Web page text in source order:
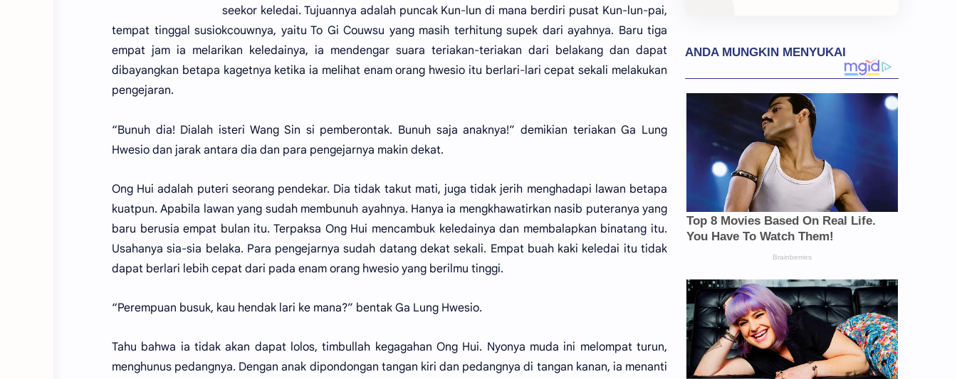
seekor keledai. Tujuannya adalah puncak Kun-lun di mana berdiri pusat Kun-lun-pai,
tempat tinggal susiokcouwnya, yaitu To Gi Couwsu yang masih terhitung supek dari ayahnya. Baru tiga
empat jam ia melarikan keledainya, ia mendengar suara teriakan-teriakan dari belakang dan dapat
dibayangkan betapa kagetnya ketika ia melihat enam orang hwesio itu berlari-lari cepat sekali melakukan
pengejaran.
“Bunuh dia! Dialah isteri Wang Sin si pemberontak. Bunuh saja anaknya!” demikian teriakan Ga Lung
Hwesio dan jarak antara dia dan para pengejarnya makin dekat.
Ong Hui adalah puteri seorang pendekar. Dia tidak takut mati, juga tidak jerih menghadapi lawan betapa
kuatpun. Apabila lawan yang sudah membunuh ayahnya. Hanya ia mengkhawatirkan nasib puteranya yang
baru berusia empat bulan itu. Terpaksa Ong Hui mencambuk keledainya dan membalapkan binatang itu.
Usahanya sia-sia belaka. Para pengejarnya sudah datang dekat sekali. Empat buah kaki keledai itu tidak
dapat berlari lebih cepat dari pada enam orang hwesio yang berilmu tinggi.
“Perempuan busuk, kau hendak lari ke mana?” bentak Ga Lung Hwesio.
Tahu bahwa ia tidak akan dapat lolos, timbullah kegagahan Ong Hui. Nyonya muda ini melompat turun,
menghunus pedangnya. Dengan anak dipondongan tangan kiri dan pedangnya di tangan kanan, ia menanti